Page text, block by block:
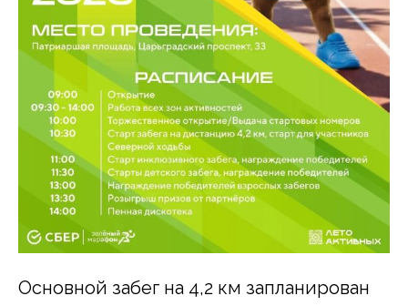
Основной забег на 4,2 км запланирован